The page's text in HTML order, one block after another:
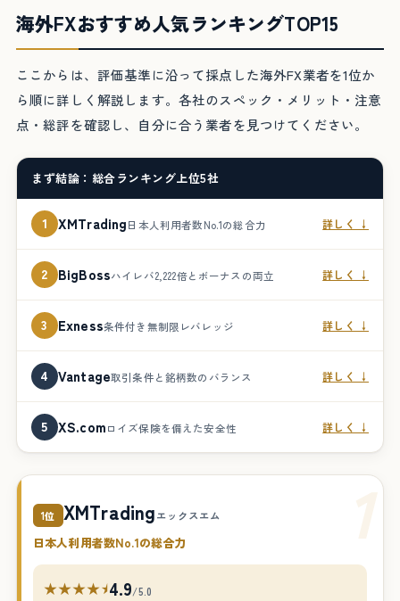
海外FXおすすめ人気ランキングTOP15
ここからは、評価基準に沿って採点した海外FX業者を1位か
ら順に詳しく解説します。各社のスペック・メリット・注意
点・総評を確認し、自分に合う業者を見つけてください。
まず結論：総合ランキング上位5社
1 XMTrading日本人利用者数No.1の総合力 詳しく ↓
2 BigBossハイレバ2,222倍とボーナスの両立 詳しく ↓
3 Exness条件付き無制限レバレッジ 詳しく ↓
4 Vantage取引条件と銘柄数のバランス 詳しく ↓
5 XS.comロイズ保険を備えた安全性 詳しく ↓
1
1位 XMTradingエックスエム
日本人利用者数No.1の総合力
★★★★⯨4.9/5.0